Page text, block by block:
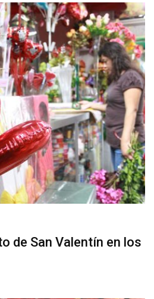
de San Valentín en los